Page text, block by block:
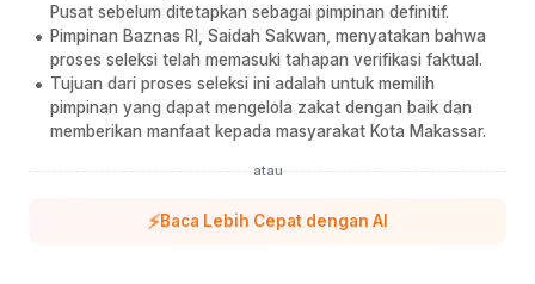
Pusat sebelum ditetapkan sebagai pimpinan definitif.
Pimpinan Baznas RI, Saidah Sakwan, menyatakan bahwa
proses seleksi telah memasuki tahapan verifikasi faktual.
Tujuan dari proses seleksi ini adalah untuk memilih
pimpinan yang dapat mengelola zakat dengan baik dan
memberikan manfaat kepada masyarakat Kota Makassar.
atau
⚡Baca Lebih Cepat dengan AI